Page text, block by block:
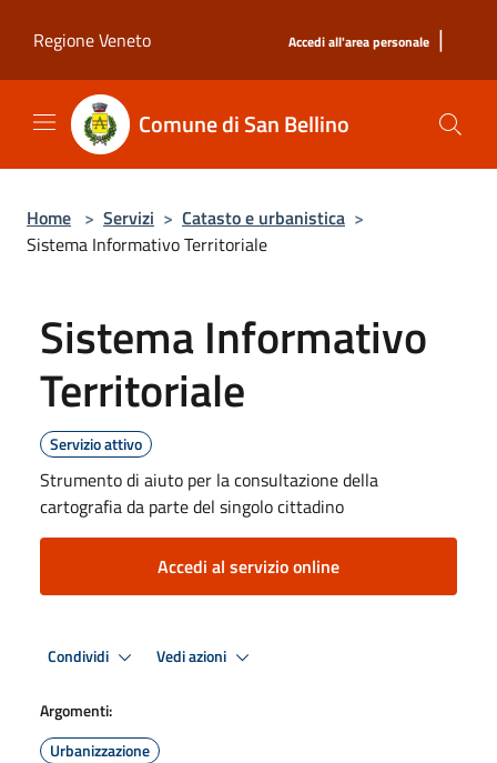
Regione Veneto
Accedi all'area personale |
Comune di San Bellino
Home > Servizi > Catasto e urbanistica >
Sistema Informativo Territoriale
Sistema Informativo
Territoriale
Servizio attivo
Strumento di aiuto per la consultazione della
cartografia da parte del singolo cittadino
Accedi al servizio online
Condividi Vedi azioni
Argomenti:
Urbanizzazione